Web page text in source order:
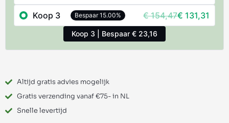
Koop 3 Bespaar 15.00% €154,47€ 131,31
Koop 3 | Bespaar € 23,16
Altijd gratis advies mogelijk
Gratis verzending vanaf €75- in NL
Snelle levertijd